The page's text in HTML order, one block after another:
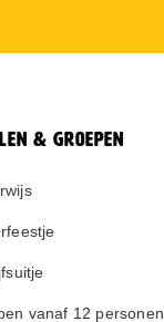
& GROEPEN
vanaf 12 personen